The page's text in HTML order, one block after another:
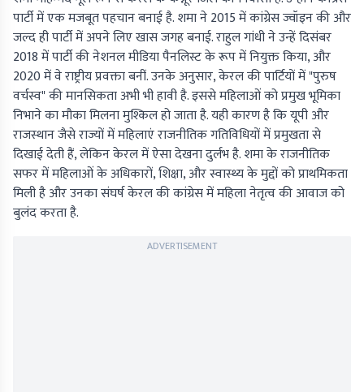
पार्टी में एक मजबूत पहचान बनाई है. शमा ने 2015 में कांग्रेस ज्वॉइन की और
जल्द ही पार्टी में अपने लिए खास जगह बनाई. राहुल गांधी ने उन्हें दिसंबर
2018 में पार्टी की नेशनल मीडिया पैनलिस्ट के रूप में नियुक्त किया, और
2020 में वे राष्ट्रीय प्रवक्ता बनीं. उनके अनुसार, केरल की पार्टियों में "पुरुष
वर्चस्व" की मानसिकता अभी भी हावी है. इससे महिलाओं को प्रमुख भूमिका
निभाने का मौका मिलना मुश्किल हो जाता है. यही कारण है कि यूपी और
राजस्थान जैसे राज्यों में महिलाएं राजनीतिक गतिविधियों में प्रमुखता से
दिखाई देती हैं, लेकिन केरल में ऐसा देखना दुर्लभ है. शमा के राजनीतिक
सफर में महिलाओं के अधिकारों, शिक्षा, और स्वास्थ्य के मुद्दों को प्राथमिकता
मिली है और उनका संघर्ष केरल की कांग्रेस में महिला नेतृत्व की आवाज को
बुलंद करता है.
ADVERTISEMENT